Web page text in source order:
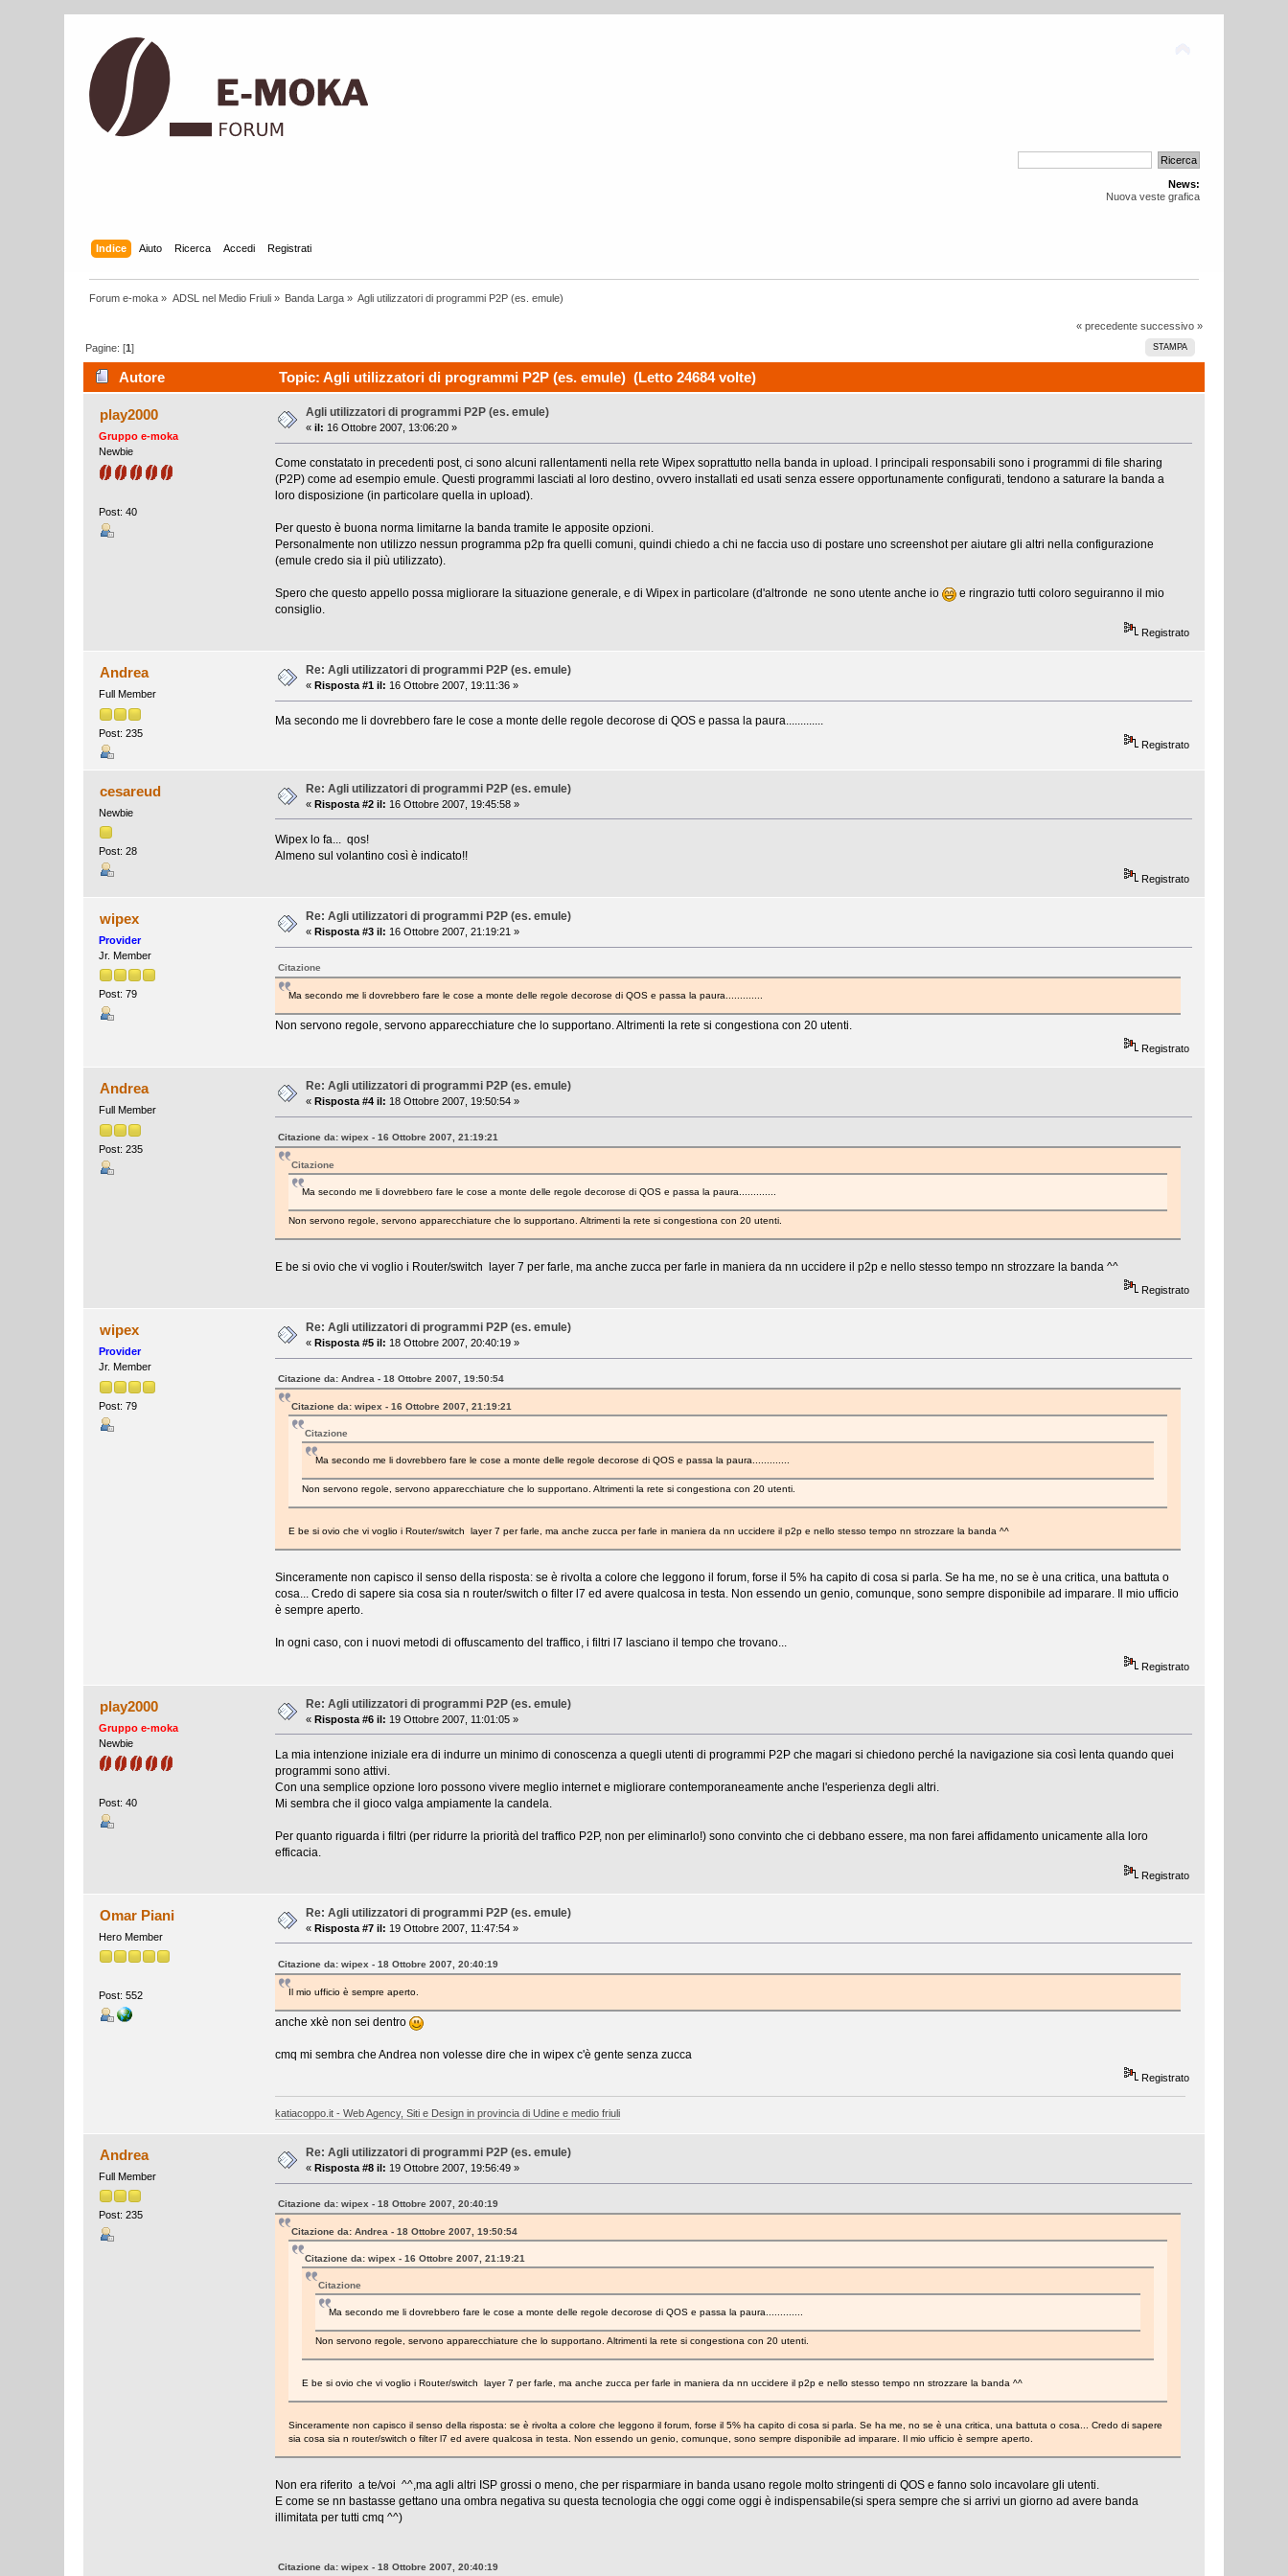
News:
Nuova veste grafica
Indice Aiuto Ricerca Accedi Registrati
Forum e-moka » ADSL nel Medio Friuli» Banda Larga » Agli utilizzatori di programmi P2P (es. emule)
« precedente successivo »
STAMPA
Pagine: [1]
Autore Topic: Agli utilizzatori di programmi P2P (es. emule) (Letto 24684 volte)
play2000
Gruppo e-moka
Newbie
Post: 40
Agli utilizzatori di programmi P2P (es. emule)
«il: 16 Ottobre 2007, 13:06:20 »
Come constatato in precedenti post, ci sono alcuni rallentamenti nella rete Wipex soprattutto nella banda in upload. I principali responsabili sono i programmi di file sharing
(P2P) come ad esempio emule. Questi programmi lasciati al loro destino, ovvero installati ed usati senza essere opportunamente configurati, tendono a saturare la banda a
loro disposizione (in particolare quella in upload).
Per questo è buona norma limitarne la banda tramite le apposite opzioni.
Personalmente non utilizzo nessun programma p2p fra quelli comuni, quindi chiedo a chi ne faccia uso di postare uno screenshot per aiutare gli altri nella configurazione
(emule credo sia il più utilizzato).
Spero che questo appello possa migliorare la situazione generale, e di Wipex in particolare (d'altronde ne sono utente anche io
e ringrazio tutti coloro seguiranno il mio
consiglio.
Registrato
Andrea
Full Member
Post: 235
Re: Agli utilizzatori di programmi P2P (es. emule)
« Risposta #1 il: 16 Ottobre 2007, 19:11:36 »
Ma secondo me li dovrebbero fare le cose a monte delle regole decorose di QOS e passa la paura.............
Registrato
cesareud
Newbie
Post: 28
Re: Agli utilizzatori di programmi P2P (es. emule)
«Risposta #2 il: 16 Ottobre 2007, 19:45:58 »
Wipex lo fa... qos!
Almeno sul volantino così è indicato!!
Registrato
wipex
Provider
Jr. Member
Post: 79
Re: Agli utilizzatori di programmi P2P (es. emule)
«Risposta #3 il: 16 Ottobre 2007, 21:19:21 »
Citazione
Ma secondo me li dovrebbero fare le cose a monte delle regole decorose di QOS e passa la paura.............
Non servono regole, servono apparecchiature che lo supportano. Altrimenti la rete si congestiona con 20 utenti.
Registrato
Andrea
Full Member
Post: 235
Re: Agli utilizzatori di programmi P2P (es. emule)
« Risposta #4 il: 18 Ottobre 2007, 19:50:54 »
Citazione da: wipex - 16 Ottobre 2007, 21:19:21
Citazione
Ma secondo me li dovrebbero fare le cose a monte delle regole decorose di QOS e passa la paura.............
Non servono regole, servono apparecchiature che lo supportano. Altrimenti la rete si congestiona con 20 utenti.
E be si ovio che vi voglio i Router/switch layer 7 per farle, ma anche zucca per farle in maniera da nn uccidere il p2p e nello stesso tempo nn strozzare la banda ^^
Registrato
wipex
Provider
Jr. Member
Post: 79
Re: Agli utilizzatori di programmi P2P (es. emule)
« Risposta #5 il: 18 Ottobre 2007, 20:40:19 »
Citazione da: Andrea - 18 Ottobre 2007, 19:50:54
Citazione da: wipex - 16 Ottobre 2007, 21:19:21
Citazione
Ma secondo me li dovrebbero fare le cose a monte delle regole decorose di QOS e passa la paura.............
Non servono regole, servono apparecchiature che lo supportano. Altrimenti la rete si congestiona con 20 utenti.
E be si ovio che vi voglio i Router/switch layer 7 per farle, ma anche zucca per farle in maniera da nn uccidere il p2p e nello stesso tempo nn strozzare la banda ^^
Sinceramente non capisco il senso della risposta: se è rivolta a colore che leggono il forum, forse il 5% ha capito di cosa si parla. Se ha me, no se è una critica, una battuta o
cosa... Credo di sapere sia cosa sia n router/switch o filter l7 ed avere qualcosa in testa. Non essendo un genio, comunque, sono sempre disponibile ad imparare. Il mio ufficio
è sempre aperto.
In ogni caso, con i nuovi metodi di offuscamento del traffico, i filtri l7 lasciano il tempo che trovano...
Registrato
play2000
Gruppo e-moka
Newbie
Post: 40
Re: Agli utilizzatori di programmi P2P (es. emule)
«Risposta #6 il: 19 Ottobre 2007, 11:01:05 »
La mia intenzione iniziale era di indurre un minimo di conoscenza a quegli utenti di programmi P2P che magari si chiedono perché la navigazione sia così lenta quando quei
programmi sono attivi.
Con una semplice opzione loro possono vivere meglio internet e migliorare contemporaneamente anche l'esperienza degli altri.
Mi sembra che il gioco valga ampiamente la candela.
Per quanto riguarda i filtri (per ridurre la priorità del traffico P2P, non per eliminarlo!) sono convinto che ci debbano essere, ma non farei affidamento unicamente alla loro
efficacia.
Registrato
Omar Piani
Hero Member
Post: 552
Re: Agli utilizzatori di programmi P2P (es. emule)
«Risposta #7 il: 19 Ottobre 2007, 11:47:54 »
Citazione da: wipex - 18 Ottobre 2007, 20:40:19
Il mio ufficio è sempre aperto.
anche xkè non sei dentro
cmq mi sembra che Andrea non volesse dire che in wipex c'è gente senza zucca
Registrato
katiacoppo.it - Web Agency, Siti e Design in provincia di Udine e medio friuli
Andrea
Full Member
Post: 235
Re: Agli utilizzatori di programmi P2P (es. emule)
«Risposta #8 il: 19 Ottobre 2007, 19:56:49 »
Citazione da: wipex - 18 Ottobre 2007, 20:40:19
Citazione da: Andrea - 18 Ottobre 2007, 19:50:54
Citazione da: wipex - 16 Ottobre 2007, 21:19:21
Citazione
Ma secondo me li dovrebbero fare le cose a monte delle regole decorose di QOS e passa la paura.............
Non servono regole, servono apparecchiature che lo supportano. Altrimenti la rete si congestiona con 20 utenti.
E be si ovio che vi voglio i Router/switch layer 7 per farle, ma anche zucca per farle in maniera da nn uccidere il p2p e nello stesso tempo nn strozzare la banda ^^
Sinceramente non capisco il senso della risposta: se è rivolta a colore che leggono il forum, forse il 5% ha capito di cosa si parla. Se ha me, no se è una critica, una battuta o cosa... Credo di sapere
sia cosa sia n router/switch o filter l7 ed avere qualcosa in testa. Non essendo un genio, comunque, sono sempre disponibile ad imparare. Il mio ufficio è sempre aperto.
Non era riferito a te/voi ^^,ma agli altri ISP grossi o meno, che per risparmiare in banda usano regole molto stringenti di QOS e fanno solo incavolare gli utenti.
E come se nn bastasse gettano una ombra negativa su questa tecnologia che oggi come oggi è indispensabile(si spera sempre che si arrivi un giorno ad avere banda
illimitata per tutti cmq ^^)
Citazione da: wipex - 18 Ottobre 2007, 20:40:19